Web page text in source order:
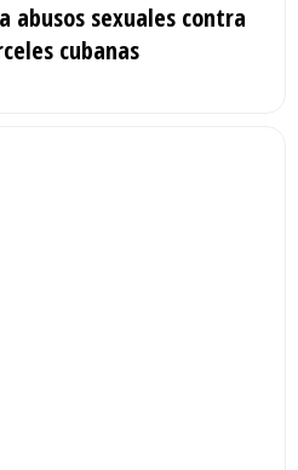
abusos sexuales contra
cubanas